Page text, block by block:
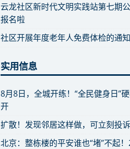
云龙社区新时代文明实践站第七期
报名啦
社区开展年度老年人免费体检的通知
实用信息
8月8日，全城开练！“全民健身日”
开
扩散！发现邻居这样做，可立刻投诉
北京：整栋楼的平安谁也“堵”不起